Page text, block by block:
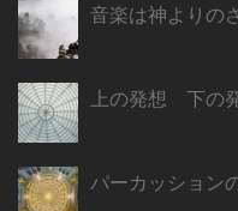
音楽は神よりの
上の発想 下の
パーカッショ